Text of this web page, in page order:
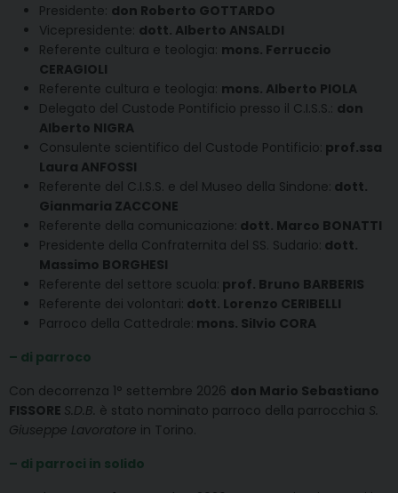
Presidente: don Roberto GOTTARDO
Vicepresidente: dott. Alberto ANSALDI
Referente cultura e teologia: mons. Ferruccio
CERAGIOLI
Referente cultura e teologia: mons. Alberto PIOLA
Delegato del Custode Pontificio presso il C.I.S.S.: don
Alberto NIGRA
Consulente scientifico del Custode Pontificio: prof.ssa
Laura ANFOSSI
Referente del C.I.S.S. e del Museo della Sindone: dott.
Gianmaria ZACCONE
Referente della comunicazione: dott. Marco BONATTI
Presidente della Confraternita del SS. Sudario: dott.
Massimo BORGHESI
Referente del settore scuola: prof. Bruno BARBERIS
Referente dei volontari: dott. Lorenzo CERIBELLI
Parroco della Cattedrale: mons. Silvio CORA
– di parroco
Con decorrenza 1° settembre 2026 don Mario Sebastiano
FISSORE S.D.B. è stato nominato parroco della parrocchia S.
Giuseppe Lavoratore in Torino.
– di parroci in solido